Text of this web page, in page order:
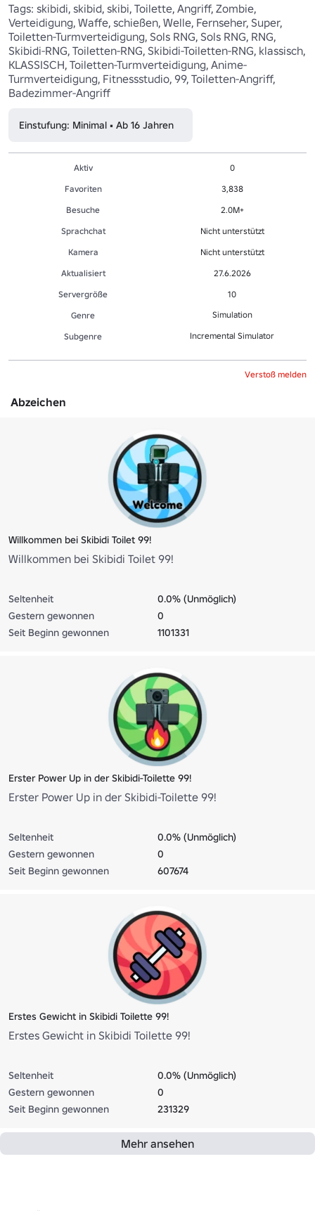
Tags: skibidi, skibid, skibi, Toilette, Angriff, Zombie,
Verteidigung, Waffe, schießen, Welle, Fernseher, Super,
Toiletten-Turmverteidigung, Sols RNG, Sols RNG, RNG,
Skibidi-RNG, Toiletten-RNG, Skibidi-Toiletten-RNG, klassisch,
KLASSISCH, Toiletten-Turmverteidigung, Anime-
Turmverteidigung, Fitnessstudio, 99, Toiletten-Angriff,
Badezimmer-Angriff
Einstufung: Minimal • Ab 16 Jahren
Aktiv
0
Favoriten
3,838
Besuche
2.0M+
Sprachchat
Nicht unterstützt
Kamera
Nicht unterstützt
Aktualisiert
27.6.2026
Servergröße
10
Genre
Simulation
Sub­gen­re Incremental Simulator
Verstoß melden
Abzeichen
Willkommen bei Skibidi Toilet 99!
Willkommen bei Skibidi Toilet 99!
Seltenheit
0.0% (Unmöglich)
Gestern gewonnen
0
Seit Beginn gewonnen
1101331
Erster Power Up in der Skibidi-Toilette 99!
Erster Power Up in der Skibidi-Toilette 99!
Seltenheit
0.0% (Unmöglich)
Gestern gewonnen
0
Seit Beginn gewonnen
607674
Erstes Gewicht in Skibidi Toilette 99!
Erstes Gewicht in Skibidi Toilette 99!
Seltenheit
0.0% (Unmöglich)
Gestern gewonnen
0
Seit Beginn gewonnen
231329
Mehr ansehen